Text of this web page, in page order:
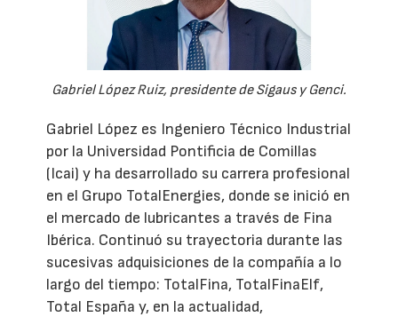
Gabriel López Ruiz, presidente de Sigaus y Genci.
Gabriel López es Ingeniero Técnico Industrial
por la Universidad Pontificia de Comillas
(Icai) y ha desarrollado su carrera profesional
en el Grupo TotalEnergies, donde se inició en
el mercado de lubricantes a través de Fina
Ibérica. Continuó su trayectoria durante las
sucesivas adquisiciones de la compañía a lo
largo del tiempo: TotalFina, TotalFinaElf,
Total España y, en la actualidad,